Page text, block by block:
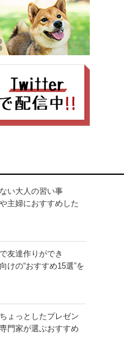
い大人の習い事
主婦におすすめした
友達作りができ
の“おすすめ15選”を
ょっとしたプレゼン
門家が選ぶおすすめ